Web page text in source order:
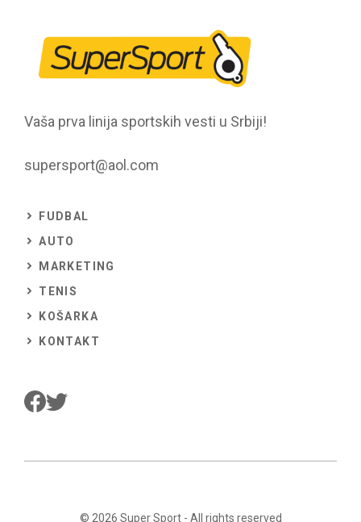
Vaša prva linija sportskih vesti u Srbiji!
supersport@aol.com
FUDBAL
AUTO
MARKETING
TENIS
KOŠARKA
KONTAKT
© 2026 Super Sport- All rights reserved